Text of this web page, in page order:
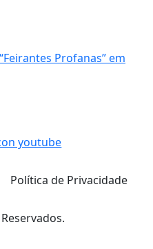
Profanas” em
Política de Privacidade